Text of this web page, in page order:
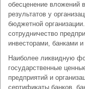
обесценение вложений
результатов у
бюджетной
сотрудничество
инвесторами, банками
Наиболее ликвидную
государственные
предприятий и
сертификаты банков,